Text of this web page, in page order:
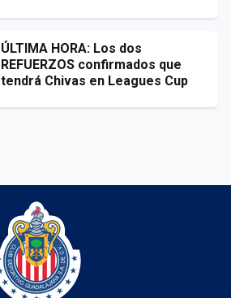
ÚLTIMA HORA: Los dos
REFUERZOS confirmados que
tendrá Chivas en Leagues Cup